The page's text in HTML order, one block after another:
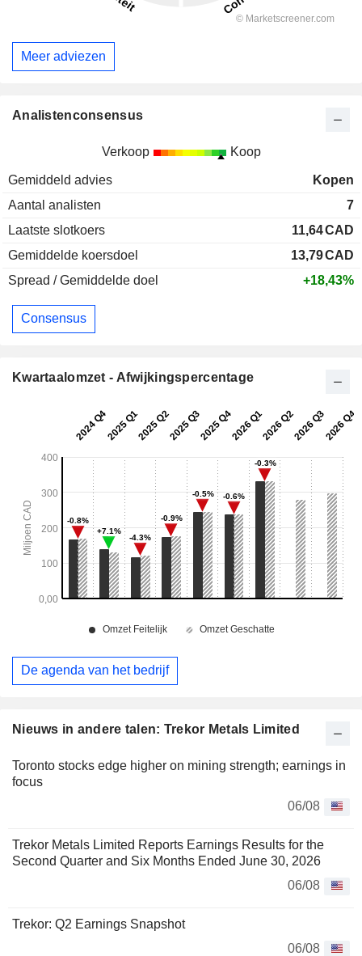
Nieuws in andere talen: Trekor Metals Limited
Toronto stocks edge higher on mining strength; earnings in
focus
06/08
Trekor Metals Limited Reports Earnings Results for the
Second Quarter and Six Months Ended June 30, 2026
06/08
Trekor: Q2 Earnings Snapshot
06/08
Meer adviezen
Analistenconsensus
Verkoop Koop
Gemiddeld advies
Kopen
Aantal analisten
7
Laatste slotkoers
11,64CAD
Gemiddelde koersdoel
13,79CAD
Spread / Gemiddelde doel
+18,43%
Consensus
Kwartaalomzet - Afwijkingspercentage
De agenda van het bedrijf